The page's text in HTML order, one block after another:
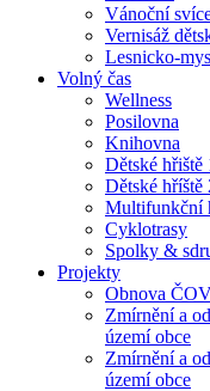
Vánoční
Vernisáž
Lesnicko-
Volný čas
Wellness
Posilovna
Knihovna
Dětské hřiště
Dětské hříště
Multifunkční
Cyklotrasy
Spolky &
Projekty
Obnova
Zmírnění a
území obce
Zmírnění a
území obce